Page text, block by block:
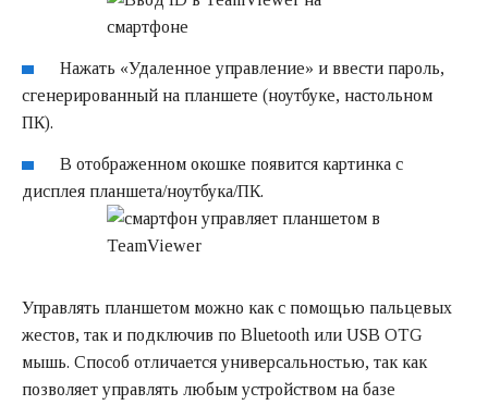
Нажать «Удаленное управление» и ввести пароль,
сгенерированный на планшете (ноутбуке, настольном
ПК).
В отображенном окошке появится картинка с
дисплея планшета/ноутбука/ПК.
Управлять планшетом можно как с помощью пальцевых
жестов, так и подключив по Bluetooth или USB OTG
мышь. Способ отличается универсальностью, так как
позволяет управлять любым устройством на базе